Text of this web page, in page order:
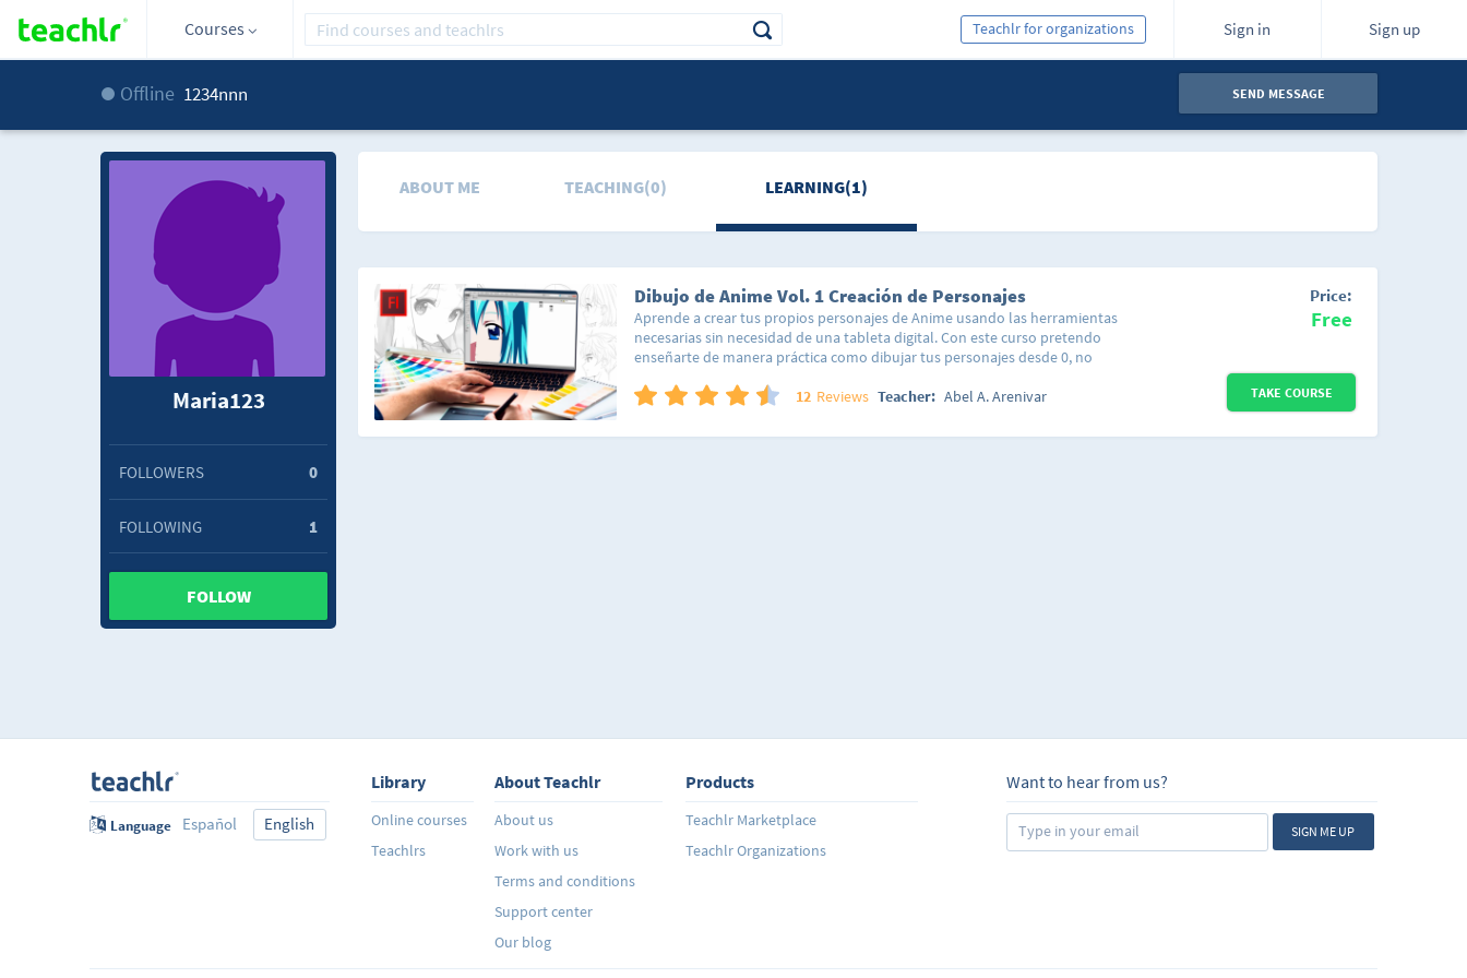
Courses Sign in Sign up
Teachlr for organizations
Offline 1234nnn SEND MESSAGE
Maria123
FOLLOWERS 0
FOLLOWING 1
FOLLOW
ABOUT ME TEACHING(0) LEARNING(1)
Dibujo de Anime Vol. 1 Creación de Personajes
Aprende a crear tus propios personajes de Anime usando las herramientas
necesarias sin necesidad de una tableta digital. Con este curso pretendo
enseñarte de manera práctica como dibujar tus personajes desde 0, no
te enseñare las 2 cosas. Usaremos figuras geométricas para realizar
para adulto, niño, adulto mujer, niña, bota, nariz, orejas, cabeza, cabellos,
12 Reviews Teacher: Abel A. Arenivar
Price:
Free
TAKE COURSE
Language Español English
Library
Online courses
Teachlrs
About Teachlr
About us
Work with us
Terms and conditions
Support center
Our blog
Products
Teachlr Marketplace
Teachlr Organizations
Want to hear from us?
SIGN ME UP